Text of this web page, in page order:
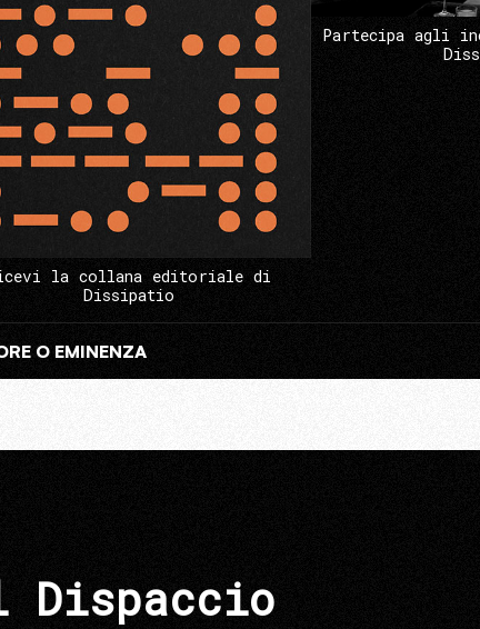
la collana editoriale di
Dissipatio
Partecipa agli
O EMINENZA